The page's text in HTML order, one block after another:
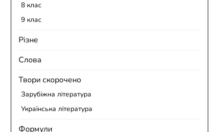
8 клас
9 клас
Різне
Слова
Твори скорочено
Зарубіжна література
Українська література
Формули